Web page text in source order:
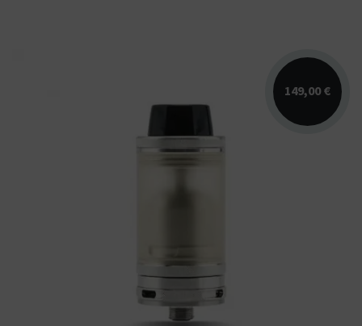
149,00 €
Atomiseur Taifun GT4S - 23mm - 3,5ml -
Tank PSU. Fabriqué en Allemagne.